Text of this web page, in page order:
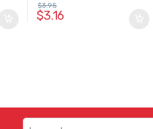
$3.16
$3.95